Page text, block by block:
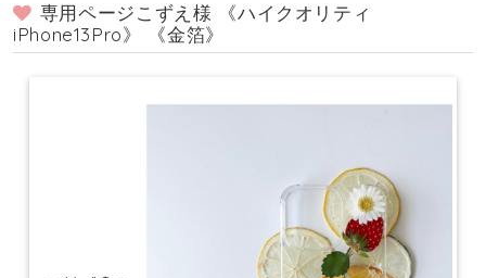
専用ページこずえ様 《ハイクオリティ
iPhone13Pro》 《金箔》